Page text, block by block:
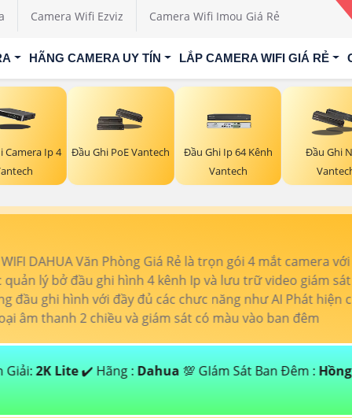
Camera Wifi Ezviz Camera Wifi Imou Giá Rẻ
HÃNG CAMERA UY TÍN LẮP CAMERA WIFI GIÁ RẺ
Camera Ip 4
Đầu Ghi PoE Vantech
Đầu Ghi Ip 64 Kênh
Vantech
Đầu Ghi
Giá
Combo 4 Camera Dahua
🔆 Độ Phân Giải:3k✔️